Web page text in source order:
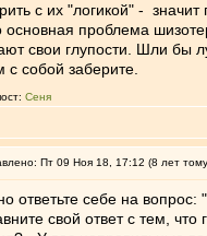
с их "логикой" -
основная проблема
свои глупости. Шли
с собой заберите.
Сеня
Пт 09 Ноя 18, 17:12 (8 лет
ответьте себе на
свой ответ с тем,